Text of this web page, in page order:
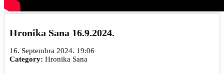
Hronika Sana 16.9.2024.
16. Septembra 2024. 19:06
Category: Hronika Sana